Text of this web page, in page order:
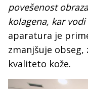
povešenost
kolagena, kar
aparatura je
zmanjšuje
kvaliteto kože.